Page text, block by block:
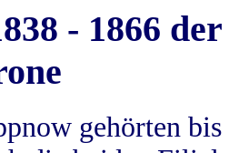
- 1866
gehörten